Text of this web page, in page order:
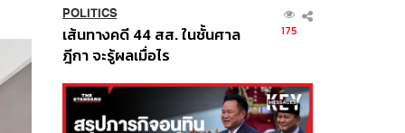
POLITICS
เส้นทางคดี 44 สส. ในชั้นศาล
ฎีกา จะรู้ผลเมื่อไร
175